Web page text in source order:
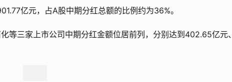
亿元，占A股中期分红总额的比例约为36%。
等三家上市公司中期分红金额位居前列，分别达到402.65亿元、